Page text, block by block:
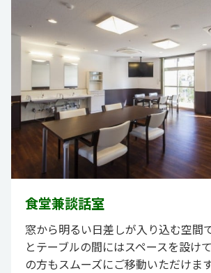
食堂兼談話室
窓から明るい日差しが入り込む空間
とテーブルの間にはスペースを設け
の方もスムーズにご移動いただけます